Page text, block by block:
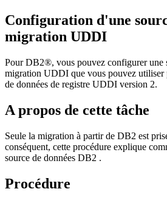
Configuration d'une
migration UDDI
Pour DB2®, vous pouvez configurer une
migration UDDI que vous pouvez utiliser
de données de registre UDDI version 2.
A propos de cette tâche
Seule la migration à partir de DB2 est
conséquent, cette procédure explique
source de données DB2 .
Procédure